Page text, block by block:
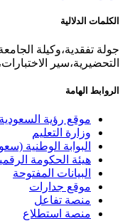
الكلمات الدلالية
جولة تفقدية،وكيلة
التحضيرية،سير
الروابط الهامة
موقع رؤية السعودية
وزارة التعليم
البوابة الوطنية
هيئة الحكومة
البيانات المفتوحة
موقع جدارات
منصة تفاعل
منصة استطلاع